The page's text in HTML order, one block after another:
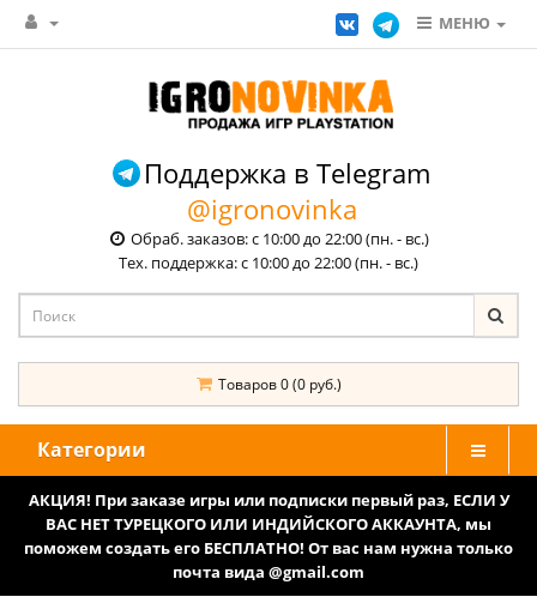
МЕНЮ
Поддержка в Telegram
@igronovinka
Обраб. заказов: с 10:00 до 22:00 (пн. - вс.)
Тех. поддержка: с 10:00 до 22:00 (пн. - вс.)
Товаров 0 (0 руб.)
Категории
АКЦИЯ! При заказе игры или подписки первый раз, ЕСЛИ У
ВАС НЕТ ТУРЕЦКОГО ИЛИ ИНДИЙСКОГО АККАУНТА, мы
поможем создать его БЕСПЛАТНО! От вас нам нужна только
почта вида @gmail.com